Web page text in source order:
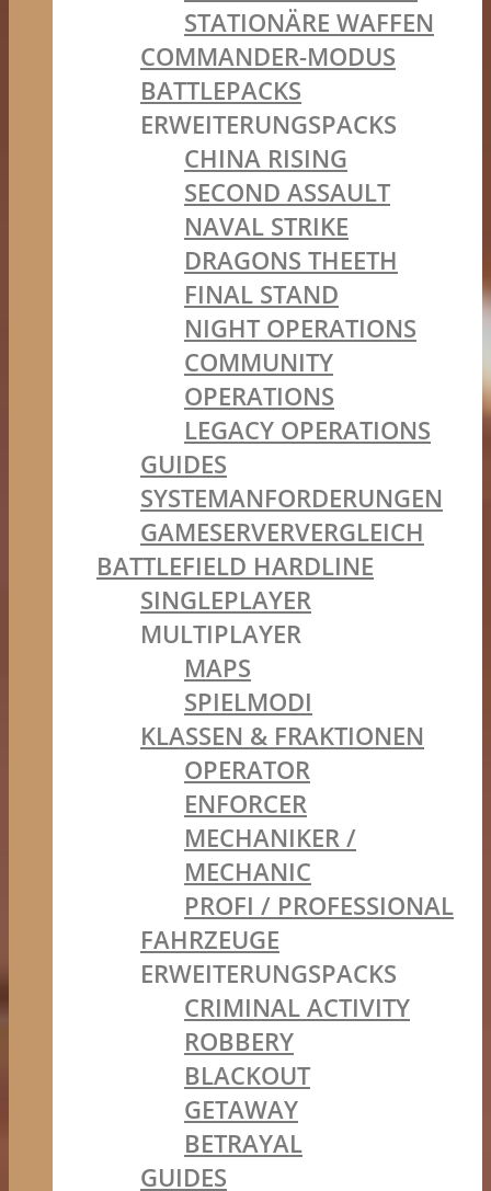
STATIONÄRE WAFFEN
COMMANDER-MODUS
BATTLEPACKS
ERWEITERUNGSPACKS
CHINA RISING
SECOND ASSAULT
NAVAL STRIKE
DRAGONS THEETH
FINAL STAND
NIGHT OPERATIONS
COMMUNITY
OPERATIONS
LEGACY OPERATIONS
GUIDES
SYSTEMANFORDERUNGEN
GAMESERVERVERGLEICH
BATTLEFIELD HARDLINE
SINGLEPLAYER
MULTIPLAYER
MAPS
SPIELMODI
KLASSEN & FRAKTIONEN
OPERATOR
ENFORCER
MECHANIKER /
MECHANIC
PROFI / PROFESSIONAL
FAHRZEUGE
ERWEITERUNGSPACKS
CRIMINAL ACTIVITY
ROBBERY
BLACKOUT
GETAWAY
BETRAYAL
GUIDES